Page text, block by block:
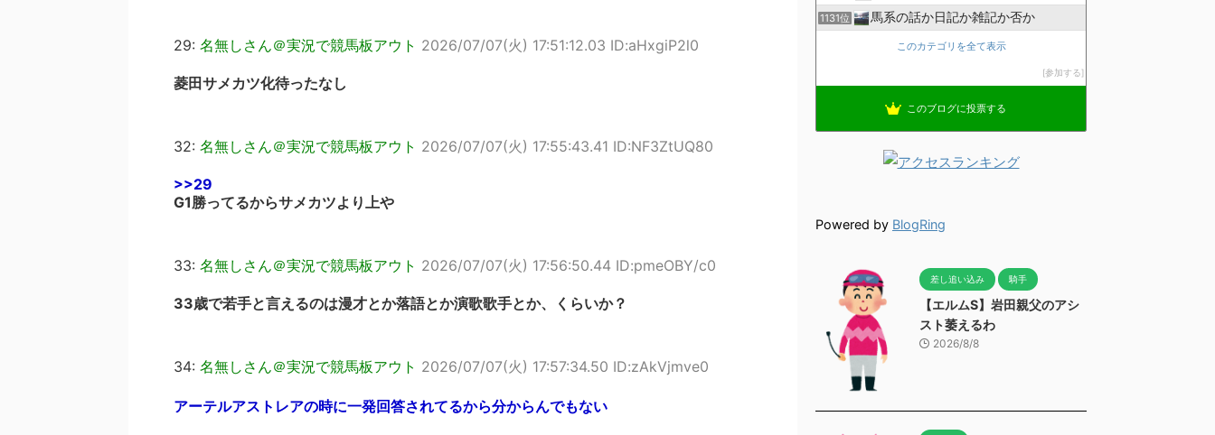
29: 名無しさん＠実況で競馬板アウト 2026/07/07(火) 17:51:12.03 ID:aHxgiP2l0
菱田サメカツ化待ったなし
32: 名無しさん＠実況で競馬板アウト 2026/07/07(火) 17:55:43.41 ID:NF3ZtUQ80
>>29
G1勝ってるからサメカツより上や
33: 名無しさん＠実況で競馬板アウト 2026/07/07(火) 17:56:50.44 ID:pmeOBY/c0
33歳で若手と言えるのは漫才とか落語とか演歌歌手とか、くらいか？
34: 名無しさん＠実況で競馬板アウト 2026/07/07(火) 17:57:34.50 ID:zAkVjmve0
アーテルアストレアの時に一発回答されてるから分からんでもない
1131位 馬系の話か日記か雑記か否か
このカテゴリを全て表示
参加する
このブログに投票する
Powered by BlogRing
差し追い込み 騎手
【エルムS】岩田親父のアシ
スト萎えるわ
2026/8/8